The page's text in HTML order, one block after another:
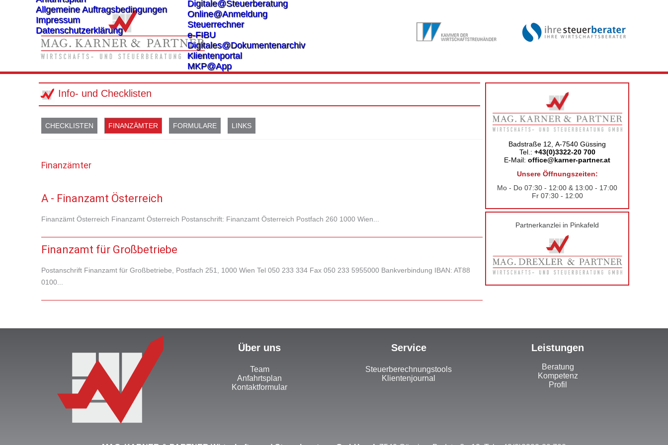
Allgemeine Auftragsbedingungen
Impressum
Datenschutzerklärung
Digitale@Steuerberatung
Online@Anmeldung
Steuerrechner
e-FIBU
Digitales@Dokumentenarchiv
Klientenportal
MKP@App
Info- und Checklisten
CHECKLISTEN FINANZÄMTER FORMULARE LINKS
Finanzämter
A - Finanzamt Österreich
Finanzämt Österreich Finanzamt Österreich Postanschrift: Finanzamt Österreich Postfach 260 1000 Wien...
Finanzamt für Großbetriebe
Postanschrift Finanzamt für Großbetriebe, Postfach 251, 1000 Wien Tel 050 233 334 Fax 050 233 5955000 Bankverbindung IBAN: AT88
0100...
Badstraße 12, A-7540 Güssing
Tel.: +43(0)3322-20 700
E-Mail: office@karner-partner.at
Unsere Öffnungszeiten:
Mo - Do 07:30 - 12:00 & 13:00 - 17:00
Fr 07:30 - 12:00
Partnerkanzlei in Pinkafeld
Über uns
Team
Anfahrtsplan
Kontaktformular
Service
Steuerberechnungstools
Klientenjournal
Leistungen
Beratung
Kompetenz
Profil